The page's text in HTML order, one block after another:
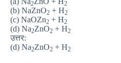
2 2
(b) NaZnO2 + H2
(c) NaOZn2 + H2
(d) Na2ZnO2 + H2
उत्तर:
(d) Na2ZnO2 + H2